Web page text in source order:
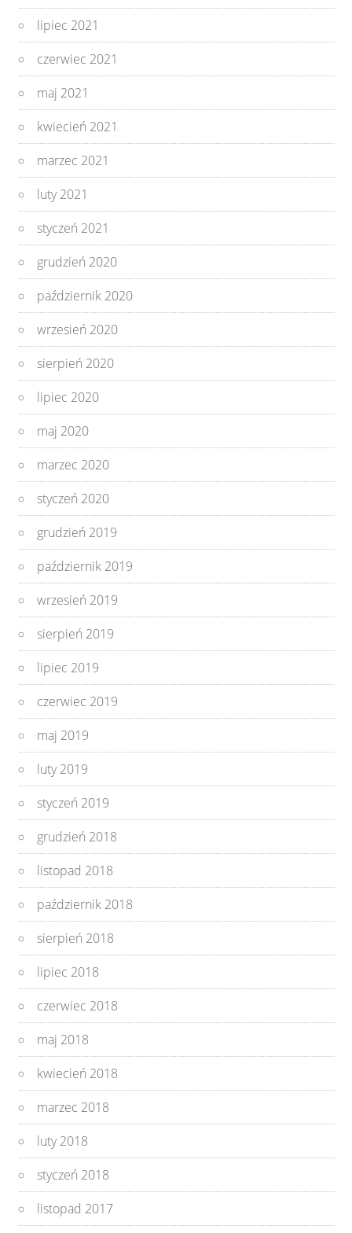
lipiec 2021
czerwiec 2021
maj 2021
kwiecień 2021
marzec 2021
luty 2021
styczeń 2021
grudzień 2020
październik 2020
wrzesień 2020
sierpień 2020
lipiec 2020
maj 2020
marzec 2020
styczeń 2020
grudzień 2019
październik 2019
wrzesień 2019
sierpień 2019
lipiec 2019
czerwiec 2019
maj 2019
luty 2019
styczeń 2019
grudzień 2018
listopad 2018
październik 2018
sierpień 2018
lipiec 2018
czerwiec 2018
maj 2018
kwiecień 2018
marzec 2018
luty 2018
styczeń 2018
listopad 2017